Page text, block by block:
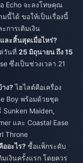
Echo จะลงโทษคุณ
นี้ได้ ขอให้เป็นเรื่องนี้
การเติมเงิน
ละสิ้นสุดเมื่อไหร่?
วันที่ 25 มิถุนายน ถึง 15
ซึ่งเป็นช่วงเวลา 21
ง?ไฮไลต์คือเครื่อง
Boy พร้อมด้วยชุด
Sunken Maiden,
และ Coastal Ease
Throne
ออะไร? ซื้อแพ็กระดับ
เงินครั้งแรก โดยควร